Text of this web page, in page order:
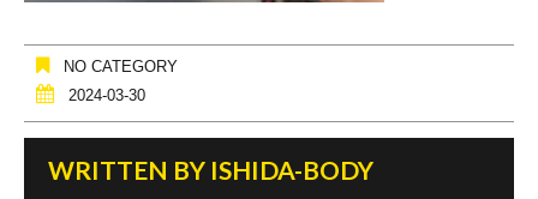
NO CATEGORY
2024-03-30
WRITTEN BY ISHIDA-BODY